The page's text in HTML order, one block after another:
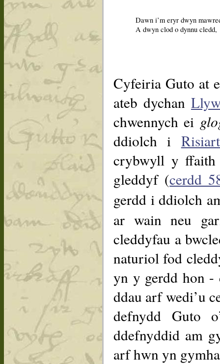
Dawn i’m eryr dwyn
A dwyn clod o dynnu cledd,
Cyfeiria Guto at
ateb dychan
chwennych ei
ddiolch i
crybwyll y
gleddyf (cerdd
gerdd i ddiolch
ar wain neu
cleddyfau a
naturiol fod
yn y gerdd hon -
ddau arf wedi’u
defnydd Guto
ddefnyddid am
arf hwn yn